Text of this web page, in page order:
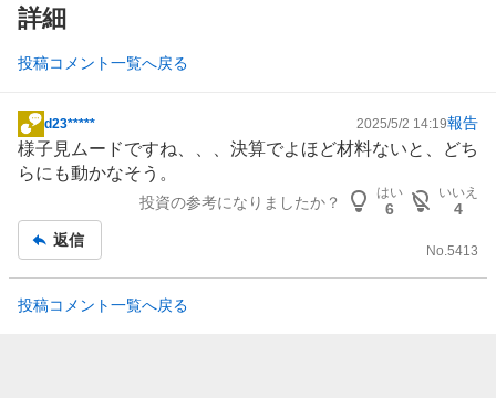
詳細
投稿コメント一覧へ戻る
掲
示
板
d23***** 2025/5/2 14:19報告
様子見ムードですね、、、決算でよほど材料ないと、どち
らにも動かなそう。
投資の参考になりましたか？
はい
6
いいえ
4
返信
No.5413
投稿コメント一覧へ戻る